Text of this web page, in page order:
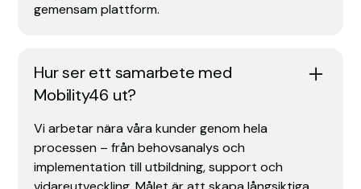
gemensam plattform.
Hur ser ett samarbete med
Mobility46 ut?
Vi arbetar nära våra kunder genom hela
processen – från behovsanalys och
implementation till utbildning, support och